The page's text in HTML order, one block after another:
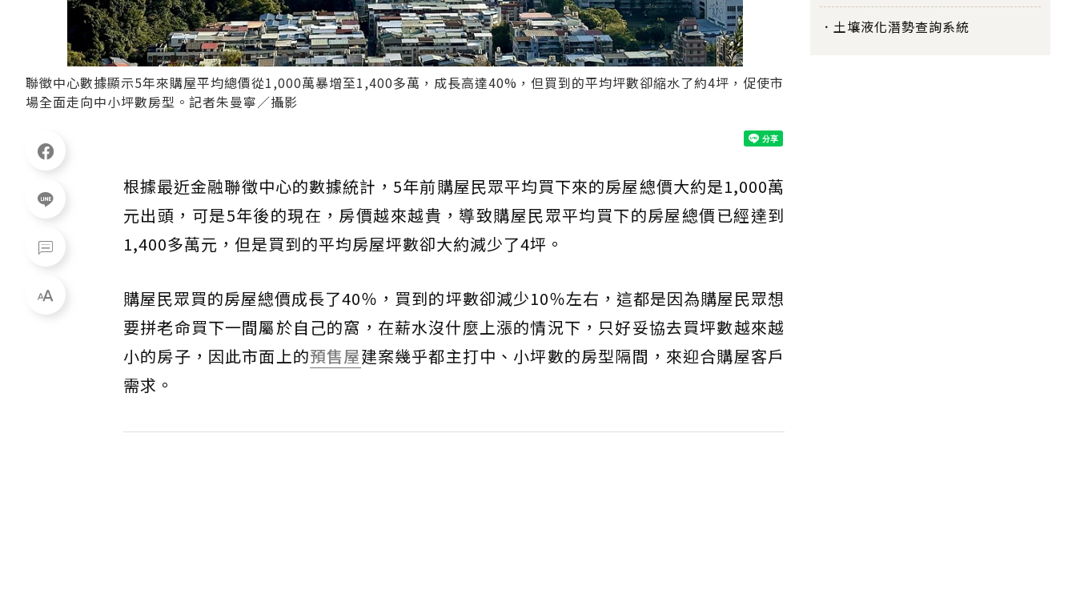
聯徵中心數據顯示5年來購屋平均總價從1,000萬暴增至1,400多萬，成長高達40%，但買到的平均坪數卻縮水了約4坪，促使市
場全面走向中小坪數房型。記者朱曼寧／攝影
根據最近金融聯徵中心的數據統計，5年前購屋民眾平均買下來的房屋總價大約是1,000萬
元出頭，可是5年後的現在，房價越來越貴，導致購屋民眾平均買下的房屋總價已經達到
1,400多萬元，但是買到的平均房屋坪數卻大約減少了4坪。
購屋民眾買的房屋總價成長了40％，買到的坪數卻減少10％左右，這都是因為購屋民眾想
要拼老命買下一間屬於自己的窩，在薪水沒什麼上漲的情況下，只好妥協去買坪數越來越
小的房子，因此市面上的預售屋建案幾乎都主打中、小坪數的房型隔間，來迎合購屋客戶
需求。
土壤液化潛勢查詢系統